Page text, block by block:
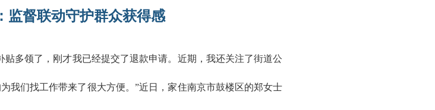
监督联动守护群众获得感
多领了，刚才我已经提交了退款申请。近期，我还关注了街道公
我们找工作带来了很大方便。”近日，家住南京市鼓楼区的郑女士